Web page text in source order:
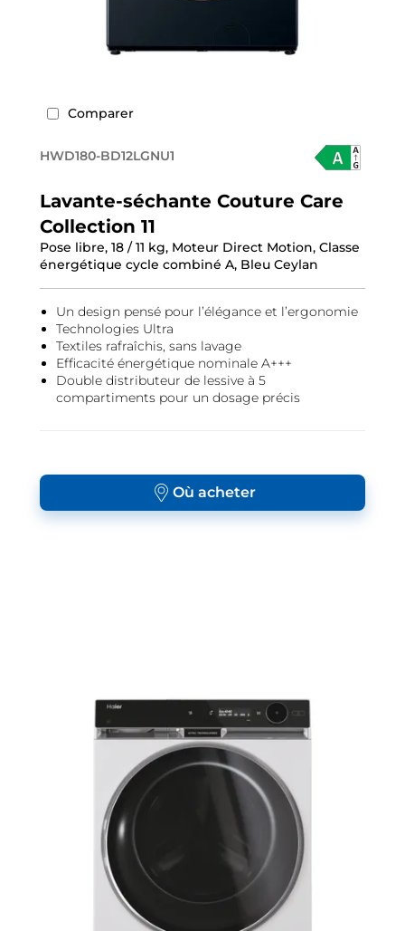
Comparer
HWD180-BD12LGNU1
Lavante-séchante Couture Care
Collection 11
Pose libre, 18 / 11 kg, Moteur Direct Motion, Classe
énergétique cycle combiné A, Bleu Ceylan
Un design pensé pour l’élégance et l’ergonomie
Technologies Ultra
Textiles rafraîchis, sans lavage
Efficacité énergétique nominale A+++
Double distributeur de lessive à 5
compartiments pour un dosage précis
Où acheter